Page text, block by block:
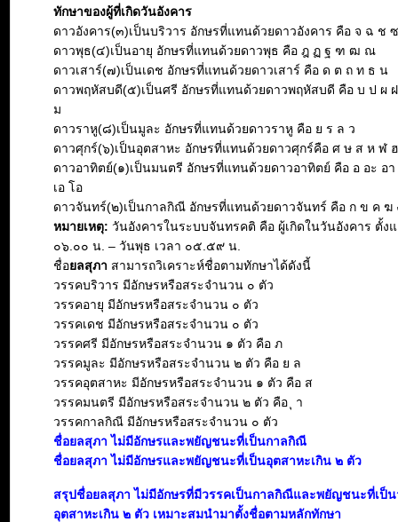
ทักษาของผู้ที่เกิดวันอังคาร
ดาวอังคาร(๓)เป็นบริวาร อักษรที่แทนด้วยดาวอังคาร คือ จ ฉ ช
ดาวพุธ(๔)เป็นอายุ อักษรที่แทนด้วยดาวพุธ คือ ฎ ฏ ฐ ฑ ฒ ณ
ดาวเสาร์(๗)เป็นเดช อักษรที่แทนด้วยดาวเสาร์ คือ ด ต ถ ท ธ น
ดาวพฤหัสบดี(๕)เป็นศรี อักษรที่แทนด้วยดาวพฤหัสบดี คือ บ ป ผ
ม
ดาวราหู(๘)เป็นมูละ อักษรที่แทนด้วยดาวราหู คือ ย ร ล ว
ดาวศุกร์(๖)เป็นอุตสาหะ อักษรที่แทนด้วยดาวศุกร์คือ ศ ษ ส ห ฬ ฮ
ดาวอาทิตย์(๑)เป็นมนตรี อักษรที่แทนด้วยดาวอาทิตย์ คือ อ อะ อา
เอ โอ
ดาวจันทร์(๒)เป็นกาลกิณี อักษรที่แทนด้วยดาวจันทร์ คือ ก ข ค ฆ
หมายเหตุ: วันอังคารในระบบจันทรคติ คือ ผู้เกิดในวันอังคาร ตั้งแ
๐๖.๐๐ น. – วันพุธ เวลา ๐๕.๕๙ น.
ชื่อยลสุภา สามารถวิเคราะห์ชื่อตามทักษาได้ดังนี้
วรรคบริวาร มีอักษรหรือสระจำนวน ๐ ตัว
วรรคอายุ มีอักษรหรือสระจำนวน ๐ ตัว
วรรคเดช มีอักษรหรือสระจำนวน ๐ ตัว
วรรคศรี มีอักษรหรือสระจำนวน ๑ ตัว คือ ภ
วรรคมูละ มีอักษรหรือสระจำนวน ๒ ตัว คือ ย ล
วรรคอุตสาหะ มีอักษรหรือสระจำนวน ๑ ตัว คือ ส
วรรคมนตรี มีอักษรหรือสระจำนวน ๒ ตัว คือ ุ า
วรรคกาลกิณี มีอักษรหรือสระจำนวน ๐ ตัว
ชื่อยลสุภา ไม่มีอักษรและพยัญชนะที่เป็นกาลกิณี
ชื่อยลสุภา ไม่มีอักษรและพยัญชนะที่เป็นอุตสาหะเกิน ๒ ตัว
สรุปชื่อยลสุภา ไม่มีอักษรที่มีวรรคเป็นกาลกิณีและพยัญชนะที่เป็น
อุตสาหะเกิน ๒ ตัว เหมาะสมนำมาตั้งชื่อตามหลักทักษา